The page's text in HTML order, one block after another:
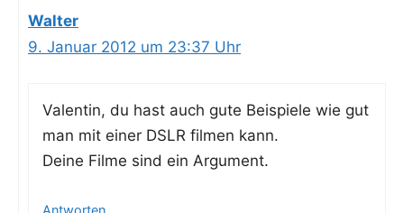
Walter
9. Januar 2012 um 23:37 Uhr
Valen­tin, du hast auch gute Bei­spie­le wie gut
man mit einer DSLR fil­men kann.
Dei­ne Fil­me sind ein Argument.
Antworten